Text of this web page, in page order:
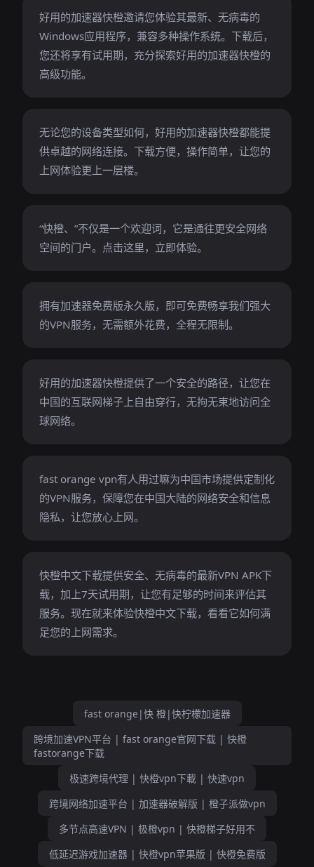
好用的加速器快橙邀请您体验其最新、无病毒的
Windows应用程序，兼容多种操作系统。下载后，
您还将享有试用期，充分探索好用的加速器快橙的
高级功能。
无论您的设备类型如何，好用的加速器快橙都能提
供卓越的网络连接。下载方便，操作简单，让您的
上网体验更上一层楼。
“快橙、”不仅是一个欢迎词，它是通往更安全网络
空间的门户。点击这里，立即体验。
拥有加速器免费版永久版，即可免费畅享我们强大
的VPN服务，无需额外花费，全程无限制。
好用的加速器快橙提供了一个安全的路径，让您在
中国的互联网梯子上自由穿行，无拘无束地访问全
球网络。
fast orange vpn有人用过嘛为中国市场提供定制化
的VPN服务，保障您在中国大陆的网络安全和信息
隐私，让您放心上网。
快橙中文下载提供安全、无病毒的最新VPN APK下
载，加上7天试用期，让您有足够的时间来评估其
服务。现在就来体验快橙中文下载，看看它如何满
足您的上网需求。
fast orange|快 橙|快柠檬加速器
跨境加速VPN平台 | fast orange官网下载 | 快橙
fastorange下载
极速跨境代理 | 快橙vpn下載 | 快速vpn
跨境网络加速平台 | 加速器破解版 | 橙子派做vpn
多节点高速VPN | 极橙vpn | 快橙梯子好用不
低延迟游戏加速器 | 快橙vpn苹果版 | 快橙免费版